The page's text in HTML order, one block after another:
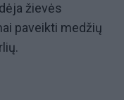
žievės
paveikti medžių